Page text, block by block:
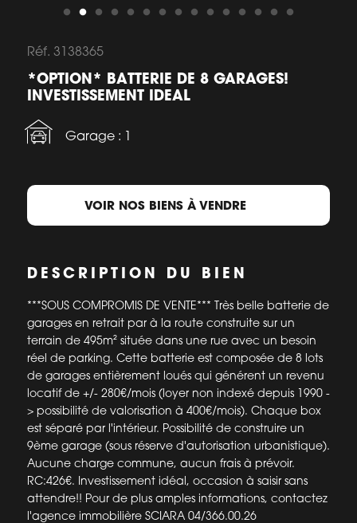
Réf. 3138365
*OPTION* BATTERIE DE 8 GARAGES!
INVESTISSEMENT IDEAL
Garage : 1
VOIR NOS BIENS À VENDRE
DESCRIPTION DU BIEN
***SOUS COMPROMIS DE VENTE*** Très belle batterie de
garages en retrait par à la route construite sur un
terrain de 495m² située dans une rue avec un besoin
réel de parking. Cette batterie est composée de 8 lots
de garages entièrement loués qui générent un revenu
locatif de +/- 280€/mois (loyer non indexé depuis 1990 -
> possibilité de valorisation à 400€/mois). Chaque box
est séparé par l'intérieur. Possibilité de construire un
9ème garage (sous réserve d'autorisation urbanistique).
Aucune charge commune, aucun frais à prévoir.
RC:426€. Investissement idéal, occasion à saisir sans
attendre!! Pour de plus amples informations, contactez
l'agence immobilière SCIARA 04/366.00.26